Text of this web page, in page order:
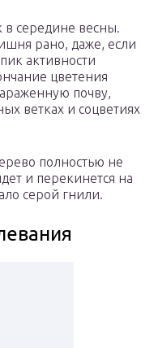
в середине весны.
рано, даже, если
активности
цветения
почву,
ветках и соцветиях
полностью не
и перекинется на
серой гнили.